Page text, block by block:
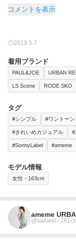
コメントを表示
2019.5.7
着用ブランド
PAUL&JOE URBAN
LS Scene RODE SKO
タグ
#シンプル #ワントー
#きれいめカジュアル #
#SonnyLabel #ameme
モデル情報
女性・163cm
ameme
@sanaiiii /